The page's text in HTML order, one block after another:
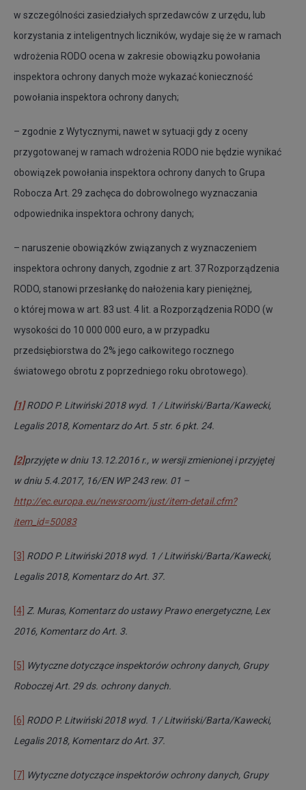
w szczególności zasiedziałych sprzedawców z urzędu, lub
korzystania z inteligentnych liczników, wydaje się że w ramach
wdrożenia RODO ocena w zakresie obowiązku powołania
inspektora ochrony danych może wykazać konieczność
powołania inspektora ochrony danych;
– zgodnie z Wytycznymi, nawet w sytuacji gdy z oceny
przygotowanej w ramach wdrożenia RODO nie będzie wynikać
obowiązek powołania inspektora ochrony danych to Grupa
Robocza Art. 29 zachęca do dobrowolnego wyznaczania
odpowiednika inspektora ochrony danych;
– naruszenie obowiązków związanych z wyznaczeniem
inspektora ochrony danych, zgodnie z art. 37 Rozporządzenia
RODO, stanowi przesłankę do nałożenia kary pieniężnej,
o której mowa w art. 83 ust. 4 lit. a Rozporządzenia RODO (w
wysokości do 10 000 000 euro, a w przypadku
przedsiębiorstwa do 2% jego całkowitego rocznego
światowego obrotu z poprzedniego roku obrotowego).
[1]RODO P. Litwiński 2018 wyd. 1 / Litwiński/Barta/Kawecki,
Legalis 2018, Komentarz do Art. 5 str. 6 pkt. 24.
[2]przyjęte w dniu 13.12.2016 r., w wersji zmienionej i przyjętej
w dniu 5.4.2017, 16/EN WP 243 rew. 01 –
http://ec.europa.eu/newsroom/just/item-detail.cfm?
item_id=50083
[3] RODO P. Litwiński 2018 wyd. 1 / Litwiński/Barta/Kawecki,
Legalis 2018, Komentarz do Art. 37.
[4] Z. Muras, Komentarz do ustawy Prawo energetyczne, Lex
2016, Komentarz do Art. 3.
[5] Wytyczne dotyczące inspektorów ochrony danych, Grupy
Roboczej Art. 29 ds. ochrony danych.
[6] RODO P. Litwiński 2018 wyd. 1 / Litwiński/Barta/Kawecki,
Legalis 2018, Komentarz do Art. 37.
[7] Wytyczne dotyczące inspektorów ochrony danych, Grupy